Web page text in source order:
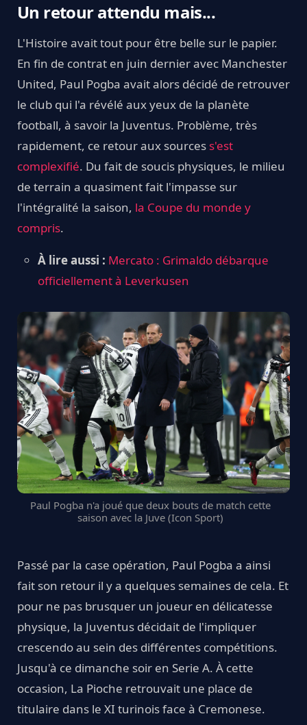
Un retour attendu mais...
L'Histoire avait tout pour être belle sur le papier.
En fin de contrat en juin dernier avec Manchester
United, Paul Pogba avait alors décidé de retrouver
le club qui l'a révélé aux yeux de la planète
football, à savoir la Juventus. Problème, très
rapidement, ce retour aux sources s'est
complexifié. Du fait de soucis physiques, le milieu
de terrain a quasiment fait l'impasse sur
l'intégralité la saison, la Coupe du monde y
compris.
À lire aussi : Mercato : Grimaldo débarque
officiellement à Leverkusen
Paul Pogba n'a joué que deux bouts de match cette
saison avec la Juve (Icon Sport)
Passé par la case opération, Paul Pogba a ainsi
fait son retour il y a quelques semaines de cela. Et
pour ne pas brusquer un joueur en délicatesse
physique, la Juventus décidait de l'impliquer
crescendo au sein des différentes compétitions.
Jusqu'à ce dimanche soir en Serie A. À cette
occasion, La Pioche retrouvait une place de
titulaire dans le XI turinois face à Cremonese.